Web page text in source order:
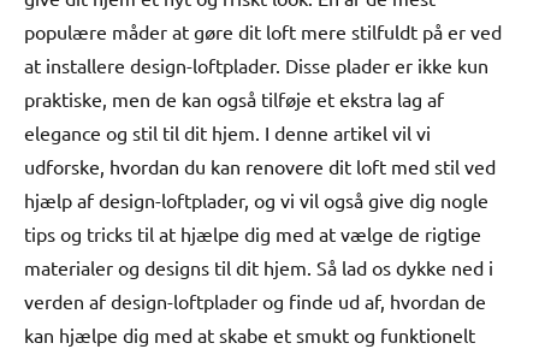
populære måder at gøre dit loft mere stilfuldt på er ved
at installere design-loftplader. Disse plader er ikke kun
praktiske, men de kan også tilføje et ekstra lag af
elegance og stil til dit hjem. I denne artikel vil vi
udforske, hvordan du kan renovere dit loft med stil ved
hjælp af design-loftplader, og vi vil også give dig nogle
tips og tricks til at hjælpe dig med at vælge de rigtige
materialer og designs til dit hjem. Så lad os dykke ned i
verden af design-loftplader og finde ud af, hvordan de
kan hjælpe dig med at skabe et smukt og funktionelt